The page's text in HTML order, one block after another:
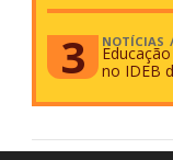
NOTÍCIAS
no IDEB